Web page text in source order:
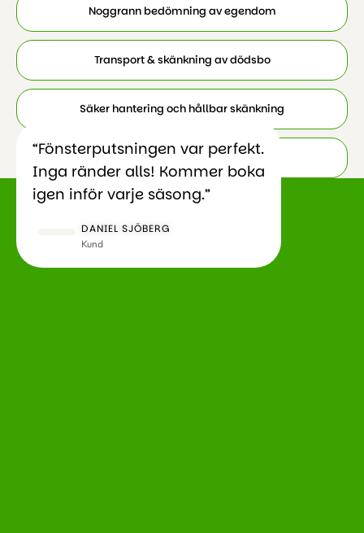
Noggrann bedömning av egendom
Transport & skänkning av dödsbo
Säker hantering och hållbar skänkning
Röjning och tömning av dödsbo
“Fönsterputsningen var perfekt.
Inga ränder alls! Kommer boka
igen inför varje säsong.”
DANIEL SJÖBERG
Kund